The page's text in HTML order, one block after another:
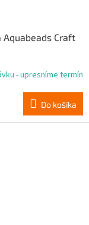
Craft
- upresníme termín
Do košíka